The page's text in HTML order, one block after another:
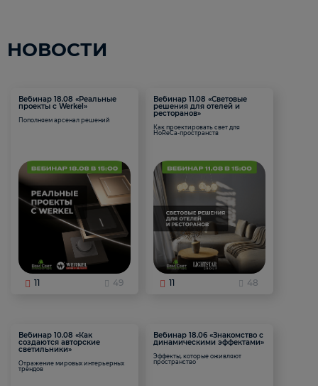
НОВОСТИ
Вебинар 18.08 «Реальные
проекты с Werkel»
Пополняем арсенал решений
11 49
Вебинар 11.08 «Световые
решения для отелей и
ресторанов»
Как проектировать свет для
HoReCa-пространств
11 48
Вебинар 10.08 «Как
создаются авторские
светильники»
Отражение мировых интерьерных
трендов
Вебинар 18.06 «Знакомство с
динамическими эффектами»
Эффекты, которые оживляют
пространство